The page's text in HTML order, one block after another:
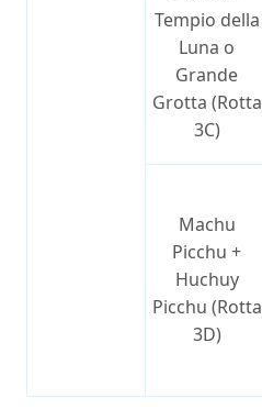
Tempio della
Luna o
Grande
Grotta (Rotta
3C)
Machu
Picchu +
Huchuy
Picchu (Rotta
3D)